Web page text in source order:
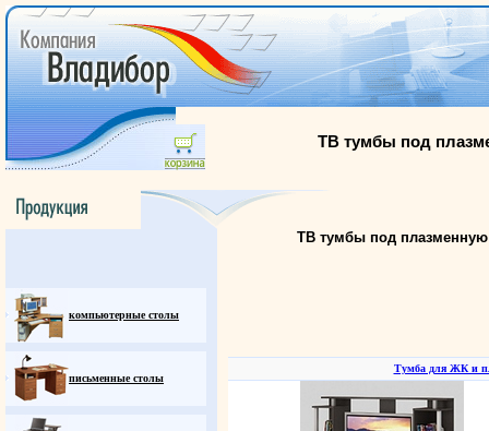
ТВ тумбы под
компьютерные столы
письменные столы
ТВ тумбы под плазменную
Тумба для ЖК и